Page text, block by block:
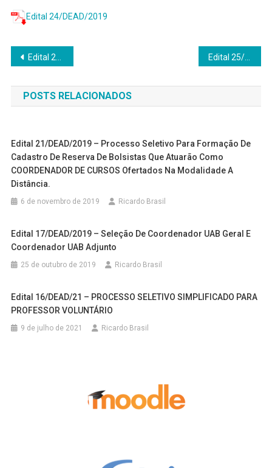
Edital 24/DEAD/2019
Navegação
de
Post
Edital 21/2020 ( Novo) – Especialização – Ensino em Ciências – Anos Finais do Ensino Fundamental – CIÊNCIA É 10!
POSTS RELACIONADOS
Edital 21/DEAD/2019 – Processo Seletivo Para Formação De
Cadastro De Reserva De Bolsistas Que Atuarão Como
COORDENADOR DE CURSOS Ofertados Na Modalidade A
Distância.
6 de novembro de 2019 Ricardo Brasil
Edital 17/DEAD/2019 – Seleção De Coordenador UAB Geral E
Coordenador UAB Adjunto
25 de outubro de 2019 Ricardo Brasil
Edital 16/DEAD/21 – PROCESSO SELETIVO SIMPLIFICADO PARA
PROFESSOR VOLUNTÁRIO
9 de julho de 2021 Ricardo Brasil